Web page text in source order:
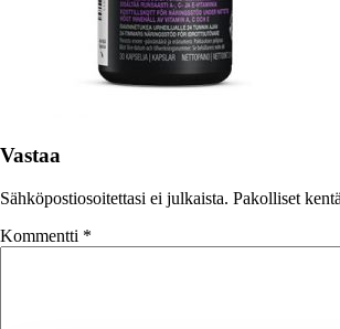
Vastaa
Sähköpostiosoitettasi ei julkaista. Pakolliset
Kommentti *